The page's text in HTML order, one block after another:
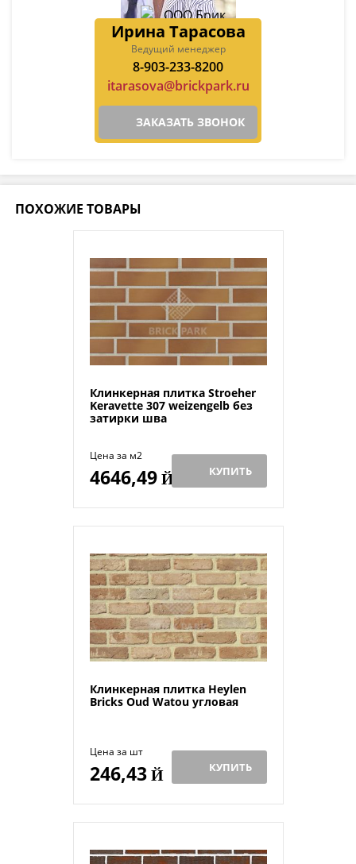
Ирина Тарасова
Ведущий менеджер
8-903-233-8200
itarasova@brickpark.ru
ЗАКАЗАТЬ ЗВОНОК
ПОХОЖИЕ ТОВАРЫ
Клинкерная плитка Stroeher
Keravette 307 weizengelb без
затирки шва
Цена за м2
4646,49Й КУПИТЬ
Клинкерная плитка Heylen
Bricks Oud Watou угловая
Цена за шт
246,43Й КУПИТЬ